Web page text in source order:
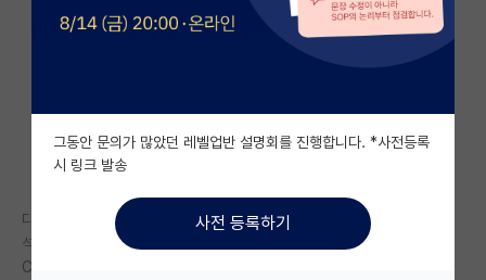
베스트 게시판
자유 게시판(아무개랩)
미국 유학 게시판
미국 대학원 합격 후기 게시판
대학원생 모집 게시판
디지유 교수님 alumni에
석사 - 디지유
Current position Ph.D - 지방사립대 (김해에 위치)
그동안 문의가 많았던 레벨업반 설명회를 진행합니다. *사전등록
시 링크 발송
사전 등록하기